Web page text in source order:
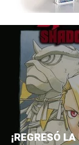
¡REGRESÓ